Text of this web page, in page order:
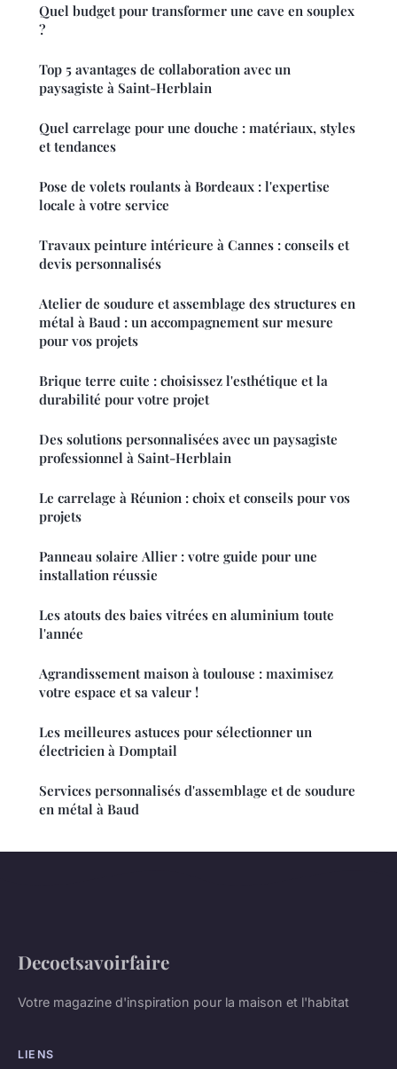
Quel budget pour transformer une cave en souplex
?
Top 5 avantages de collaboration avec un
paysagiste à Saint-Herblain
Quel carrelage pour une douche : matériaux, styles
et tendances
Pose de volets roulants à Bordeaux : l'expertise
locale à votre service
Travaux peinture intérieure à Cannes : conseils et
devis personnalisés
Atelier de soudure et assemblage des structures en
métal à Baud : un accompagnement sur mesure
pour vos projets
Brique terre cuite : choisissez l'esthétique et la
durabilité pour votre projet
Des solutions personnalisées avec un paysagiste
professionnel à Saint-Herblain
Le carrelage à Réunion : choix et conseils pour vos
projets
Panneau solaire Allier : votre guide pour une
installation réussie
Les atouts des baies vitrées en aluminium toute
l'année
Agrandissement maison à toulouse : maximisez
votre espace et sa valeur !
Les meilleures astuces pour sélectionner un
électricien à Domptail
Services personnalisés d'assemblage et de soudure
en métal à Baud
Decoetsavoirfaire
Votre magazine d'inspiration pour la maison et l'habitat
LIENS